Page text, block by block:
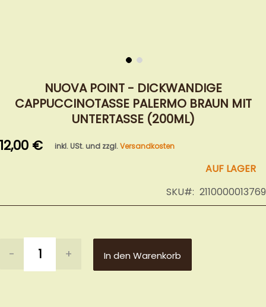
NUOVA POINT - DICKWANDIGE
CAPPUCCINOTASSE PALERMO BRAUN MIT
UNTERTASSE (200ML)
12,00 € inkl. USt. und zzgl.Versandkosten
AUF LAGER
SKU
2110000013769
- + In den Warenkorb